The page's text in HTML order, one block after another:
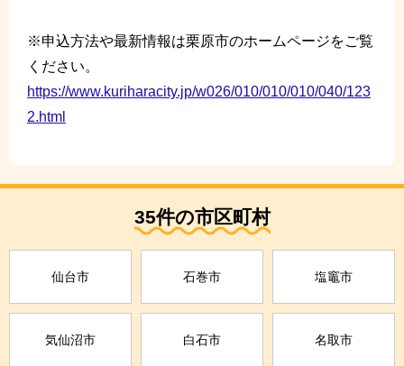
※申込方法や最新情報は栗原市のホームページをご覧
ください。
https://www.kuriharacity.jp/w026/010/010/010/040/123
2.html
35件の市区町村
仙台市 石巻市 塩竈市
気仙沼市 白石市 名取市